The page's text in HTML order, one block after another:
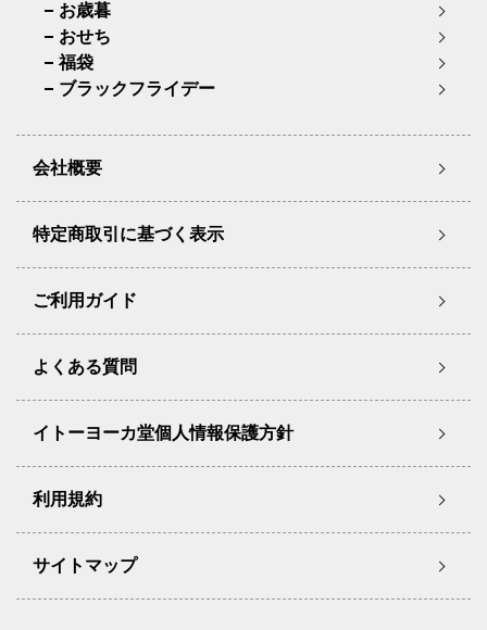
お歳暮
おせち
福袋
ブラックフライデー
会社概要
特定商取引に基づく表示
ご利用ガイド
よくある質問
イトーヨーカ堂個人情報保護方針
利用規約
サイトマップ